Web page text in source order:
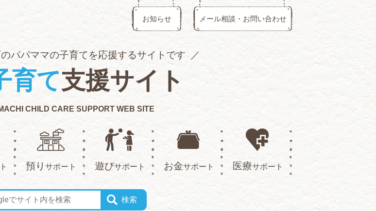
育て支援サイト
パパママの子育てを応援するサイトです
CHILD CARE SUPPORT WEB SITE
お知らせ メール相談・お問い合わせ
預り サポート 遊びサポート お金サポート 医療サポート
検索